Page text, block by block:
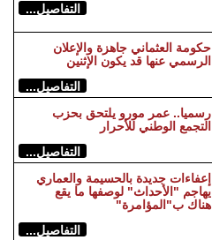
التفاصيل...
حكومة العثماني جاهزة والإعلان
الرسمي عنها قد يكون الإثنين
التفاصيل...
رسميا.. عمر مورو يلتحق بحزب
التجمع الوطني للأحرار
التفاصيل...
إعفاءات جديدة بالحسيمة والعماري
يهاجم "الأحداث" لوصفها ما يقع
هناك ب"المؤامرة"
التفاصيل...